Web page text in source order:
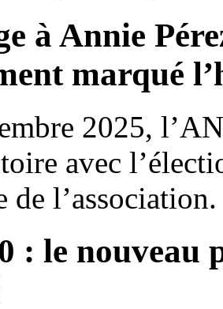
à Annie
marqué
2025,
avec
de l’association.
: le nouveau